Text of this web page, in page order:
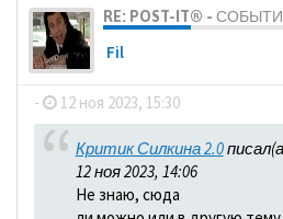
RE: POST-IT® -
Fil
- 12 ноя 2023, 15:30
Критик Силкина 2.0
12 ноя 2023, 14:06
Не знаю, сюда